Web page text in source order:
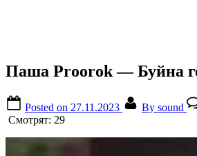
Паша Proorok — Буйна
Posted on 27.11.2023 By sound
Смотрят: 29